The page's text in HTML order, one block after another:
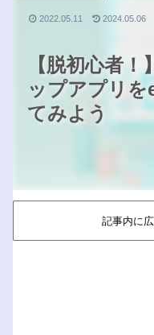
【脱初心者
ップアプリを
てみよう
2022.05.11 2024.05.06
記事内に